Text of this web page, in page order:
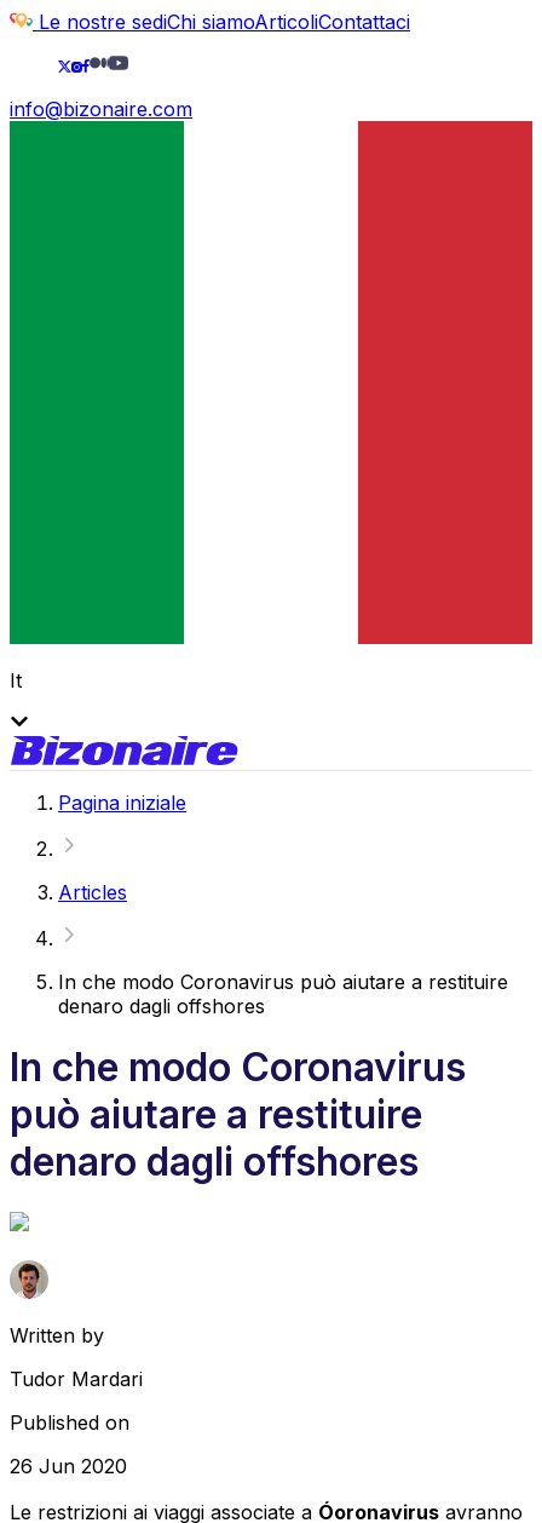
Le nostre sediChi siamoArticoliContattaci
info@bizonaire.com
It
Pagina iniziale
Articles
In che modo Coronavirus può aiutare a restituire
denaro dagli offshores
In che modo Coronavirus
può aiutare a restituire
denaro dagli offshores
Written by
Tudor Mardari
Published on
26 Jun 2020
Le restrizioni ai viaggi associate a Óoronavirus avranno